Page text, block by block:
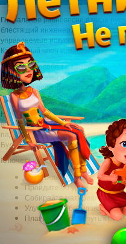
Глобальное равновесие в мире
блестящий инженер, направляет
управляемые искусственным
Как важный член команды
Кто еще способен с такого отвагой
важные системы и спасать мирных
операция проверяет ваши
последствиями действий его
На протяжении многочисленных
временем, ресурсами и
падения доктора Армагеддона,
Будьте начеку, действуйте быстро
Ключевые особенности игры:
Наслаждайтесь
Пройдите 50 уровней за
Собирайте материалы для
Улучшайте оборудование
Планируйте свой путь к